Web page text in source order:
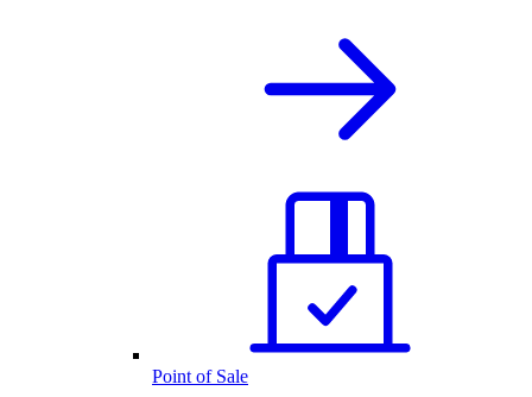
Point of Sale